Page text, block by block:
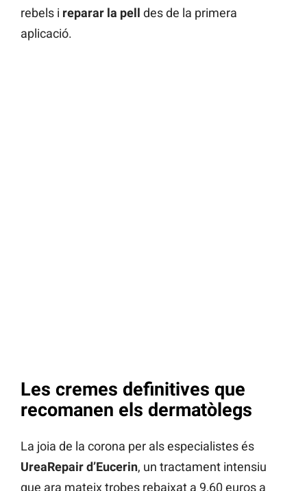
rebels i reparar la pell des de la primera
aplicació.
Les cremes definitives que
recomanen els dermatòlegs
La joia de la corona per als especialistes és
UreaRepair d’Eucerin, un tractament intensiu
que ara mateix trobes rebaixat a 9,60 euros a